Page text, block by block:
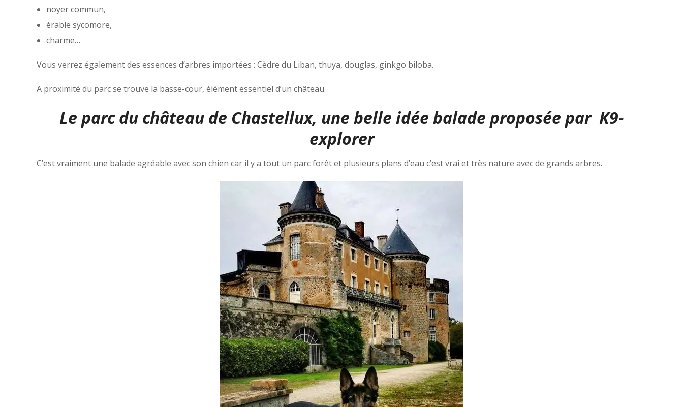
noyer commun,
érable sycomore,
charme…
Vous verrez également des essences d’arbres importées : Cèdre du Liban, thuya, douglas, ginkgo biloba.
A proximité du parc se trouve la basse-cour, élément essentiel d’un château.
Le parc du château de Chastellux, une belle idée balade proposée par K9-
explorer
C’est vraiment une balade agréable avec son chien car il y a tout un parc forêt et plusieurs plans d’eau c’est vrai et très nature avec de grands arbres.